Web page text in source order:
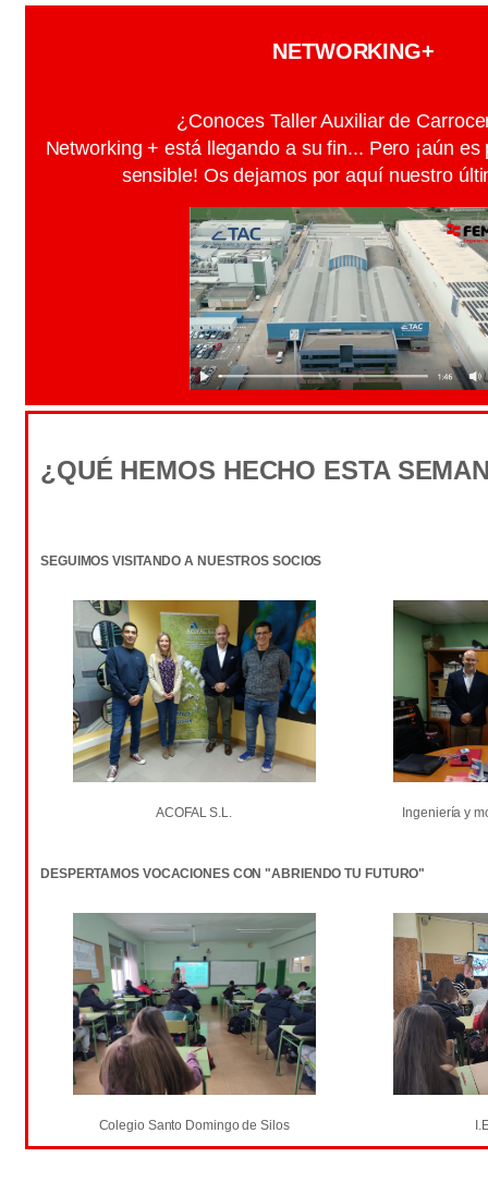
NETWORKING+
¿Conoces Taller Auxiliar de
Networking + está llegando a su fin... Pero ¡aún
sensible! Os dejamos por aquí nuestro
¿QUÉ HEMOS HECHO ESTA
SEGUIMOS VISITANDO A NUESTROS SOCIOS
ACOFAL S.L. Ingeniería y
DESPERTAMOS VOCACIONES CON "ABRIENDO TU FUTURO"
Colegio Santo Domingo de Silos